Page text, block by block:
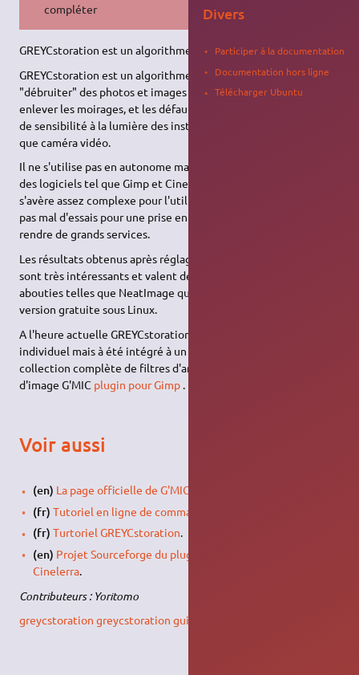
compléter
GREYCstoration est un algorithme pour restaurer les photos
GREYCstoration est un algorithme qui à été créé afin de
"débruiter" des photos et images en tout genre, c'est à dire
enlever les moirages, et les défauts dû au manque de qualité et
de sensibilité à la lumière des instruments de prise de vue tel
que caméra vidéo.
Il ne s'utilise pas en autonome mais plutôt comme greffon à
des logiciels tel que Gimp et Cinelerra entre autres, son usage
s'avère assez complexe pour l'utilisateur courant il nécessite
pas mal d'essais pour une prise en main efficace mais peut
rendre de grands services.
Les résultats obtenus après réglage des nombreux paramètres
sont très intéressants et valent des applications commerciales
abouties telles que NeatImage qui possède maintenant une
version gratuite sous Linux.
A l'heure actuelle GREYCstoration n'évolue plus à l'état
individuel mais à été intégré à un autre projet constituant une
collection complète de filtres d'amélioration et modification
d'image G'MIC plugin pour Gimp
Voir aussi
(en) La page officielle de G'MIC
(fr) Tutoriel en ligne de commande pour G'MIC
(fr) Turtoriel GREYCstoration.
(en) Projet Sourceforge du plugin greycstoration pour
Cinelerra.
Contributeurs : Yoritomo
greycstoration greycstoration gui
Divers
Participer à la documentation
Documentation hors ligne
Télécharger Ubuntu